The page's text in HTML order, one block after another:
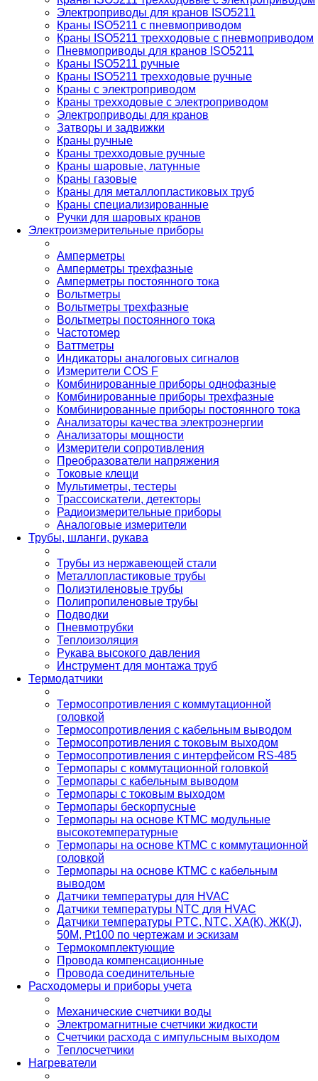
Электроприводы для кранов ISO5211
Краны ISO5211 с пневмоприводом
Краны ISO5211 трехходовые с пневмоприводом
Пневмоприводы для кранов ISO5211
Краны ISO5211 ручные
Краны ISO5211 трехходовые ручные
Краны с электроприводом
Краны трехходовые с электроприводом
Электроприводы для кранов
Затворы и задвижки
Краны ручные
Краны трехходовые ручные
Краны шаровые, латунные
Краны газовые
Краны для металлопластиковых труб
Краны специализированные
Ручки для шаровых кранов
Электроизмерительные приборы
Амперметры
Амперметры трехфазные
Амперметры постоянного тока
Вольтметры
Вольтметры трехфазные
Вольтметры постоянного тока
Частотомер
Ваттметры
Индикаторы аналоговых сигналов
Измерители COS F
Комбинированные приборы однофазные
Комбинированные приборы трехфазные
Комбинированные приборы постоянного тока
Анализаторы качества электроэнергии
Анализаторы мощности
Измерители сопротивления
Преобразователи напряжения
Токовые клещи
Мультиметры, тестеры
Трассоискатели, детекторы
Радиоизмерительные приборы
Аналоговые измерители
Трубы, шланги, рукава
Трубы из нержавеющей стали
Металлопластиковые трубы
Полиэтиленовые трубы
Полипропиленовые трубы
Подводки
Пневмотрубки
Теплоизоляция
Рукава высокого давления
Инструмент для монтажа труб
Термодатчики
Термосопротивления с коммутационной
головкой
Термосопротивления с кабельным выводом
Термосопротивления с токовым выходом
Термосопротивления с интерфейсом RS-485
Термопары с коммутационной головкой
Термопары с кабельным выводом
Термопары с токовым выходом
Термопары бескорпусные
Термопары на основе КТМС модульные
высокотемпературные
Термопары на основе КТМС с коммутационной
головкой
Термопары на основе КТМС с кабельным
выводом
Датчики температуры для HVAC
Датчики температуры NTC для HVAC
Датчики температуры PTС, NTC, ХА(К), ЖК(J),
50М, Pt100 по чертежам и эскизам
Термокомплектующие
Провода компенсационные
Провода соединительные
Расходомеры и приборы учета
Механические счетчики воды
Электромагнитные счетчики жидкости
Счетчики расхода с импульсным выходом
Теплосчетчики
Нагреватели